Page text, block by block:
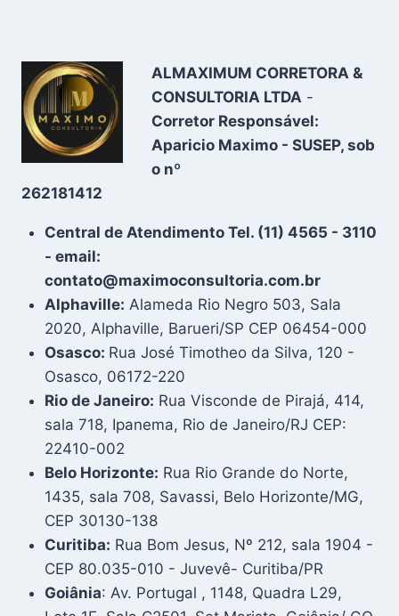
ALMAXIMUM CORRETORA &
CONSULTORIA LTDA -
Corretor Responsável:
Aparicio Maximo - SUSEP, sob
o nº
262181412
Central de Atendimento Tel. (11) 4565 - 3110
- email:
contato@maximoconsultoria.com.br
Alphaville: Alameda Rio Negro 503, Sala
2020, Alphaville, Barueri/SP CEP 06454-000
Osasco: Rua José Timotheo da Silva, 120 -
Osasco, 06172-220
Rio de Janeiro: Rua Visconde de Pirajá, 414,
sala 718, Ipanema, Rio de Janeiro/RJ CEP:
22410-002
Belo Horizonte: Rua Rio Grande do Norte,
1435, sala 708, Savassi, Belo Horizonte/MG,
CEP 30130-138
Curitiba: Rua Bom Jesus, Nº 212, sala 1904 -
CEP 80.035-010 - Juvevê- Curitiba/PR
Goiânia: Av. Portugal , 1148, Quadra L29,